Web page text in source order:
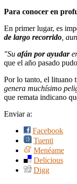
Para conocer en
En primer lugar, es
de largo recorrido ,
"Su afán por ayudar
que el año pasado pudo
Por lo tanto, el lituano
genera muchísimo
que remata indicano
Enviar a:
Facebook
Tuenti
Menéame
Delicious
Digg